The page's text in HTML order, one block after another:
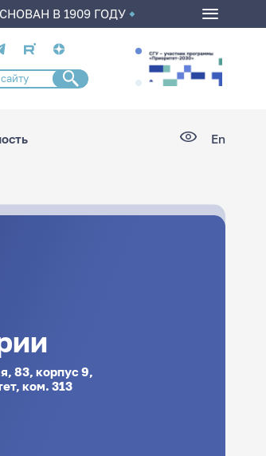
В 1909 ГОДУ
En
83, корпус 9,
ком. 313